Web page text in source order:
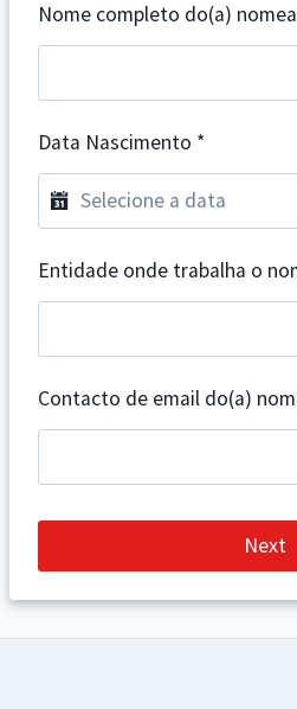
Nome completo do(a)
Data Nascimento *
Entidade onde trabalha o
Contacto de email do(a)
Next